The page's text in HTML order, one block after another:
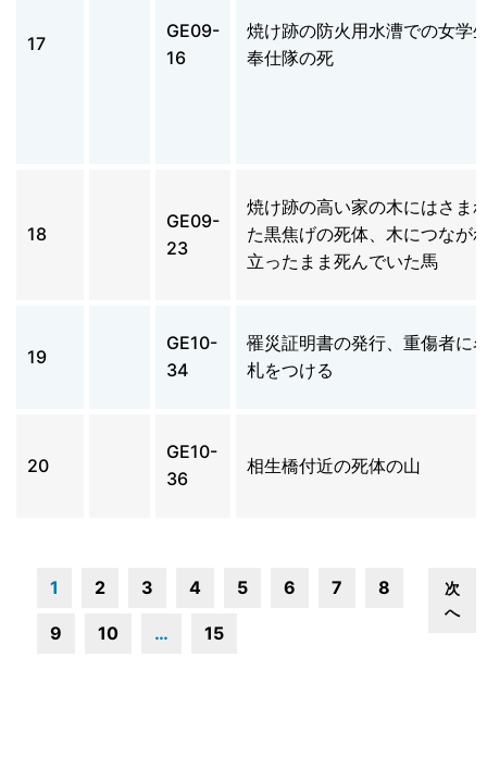
17
GE09-
16
焼け跡の防火用水漕での女学
奉仕隊の死
18
GE09-
23
焼け跡の高い家の木にはさま
た黒焦げの死体、木につなが
立ったまま死んでいた馬
19
GE10-
34
罹災証明書の発行、重傷者に
札をつける
20
GE10-
36
相生橋付近の死体の山
1 2 3 4 5 6 7 8
9 10 … 15
次
へ